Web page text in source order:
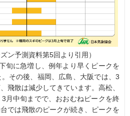
ン予測資料第5回より引用）
旬に急増し、例年より早くピークを
その後、福岡、広島、大阪では、3
飛散は減少してきています。高松、
月中旬までで、おおむねピークを終
では飛散のピークが続き、ピークを